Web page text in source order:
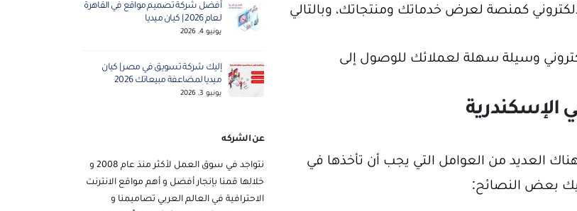
كمنصة لعرض خدماتك ومنتجاتك، وبالتالي
وسيلة سهلة لعملائك للوصول إلى
الإسكندرية
العديد من العوامل التي يجب أن تأخذها في
بعض النصائح:
أفضل شركة تصميم مواقع في القاهرة
لعام 2026 | كيان ميديا
يونيو 4, 2026
إليك شركة تسويق في مصر | كيان
ميديا لمضاعفة مبيعاتك 2026
يونيو 3, 2026
عن الشركه
نتواجد في سوق العمل لأكثر منذ عام 2008 و
خلالها قمنا بإنجار أفضل و أهم مواقع الانترنت
الاحترافية في العالم العربي تصاميمنا و